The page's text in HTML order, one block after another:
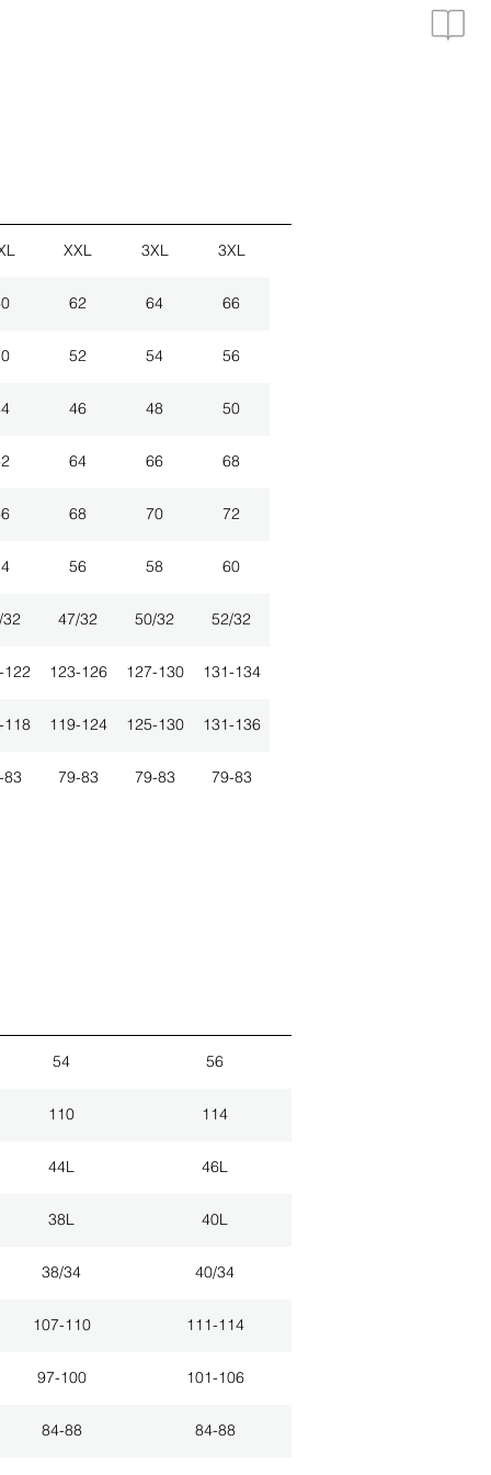
XXL 3XL 3XL
62 64 66
52 54 56
46 48 50
64 66 68
68 70 72
56 58 60
32 47/32 50/32 52/32
122 123-126 127-130 131-134
118 119-124 125-130 131-136
83 79-83 79-83 79-83
54 56
110 114
44L 46L
38L 40L
38/34 40/34
107-110 111-114
97-100 101-106
84-88 84-88